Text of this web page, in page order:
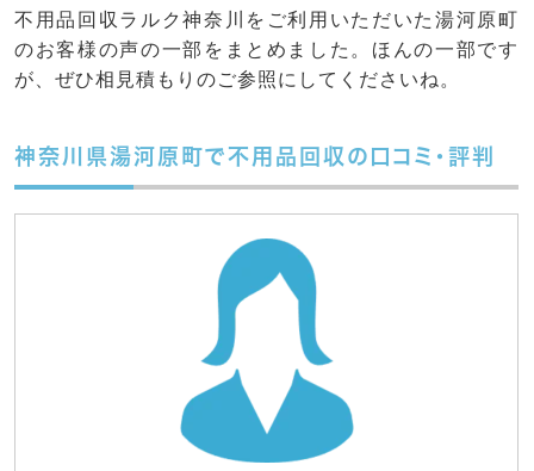
不用品回収ラルク神奈川をご利用いただいた湯河原町
のお客様の声の一部をまとめました。ほんの一部です
が、ぜひ相見積もりのご参照にしてくださいね。
神奈川県湯河原町で不用品回収の口コミ・評判